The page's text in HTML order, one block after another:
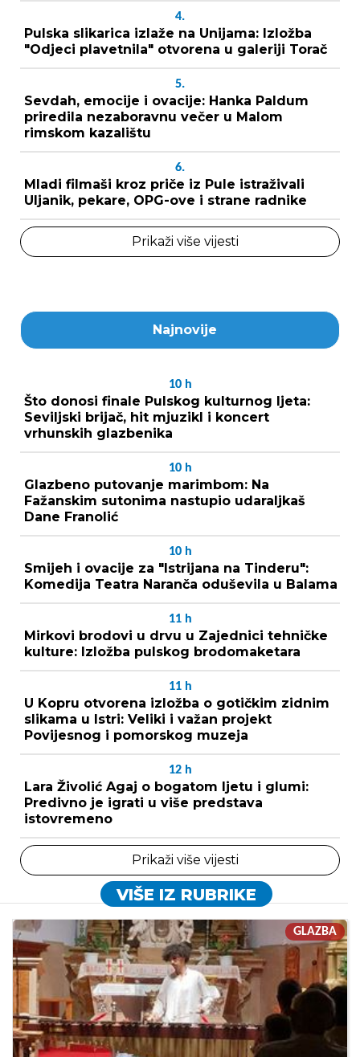
4.
Pulska slikarica izlaže na Unijama: Izložba
"Odjeci plavetnila" otvorena u galeriji Torač
5.
Sevdah, emocije i ovacije: Hanka Paldum
priredila nezaboravnu večer u Malom
rimskom kazalištu
6.
Mladi filmaši kroz priče iz Pule istraživali
Uljanik, pekare, OPG-ove i strane radnike
Prikaži više vijesti
Najnovije
10 h
Što donosi finale Pulskog kulturnog ljeta:
Seviljski brijač, hit mjuzikl i koncert
vrhunskih glazbenika
10 h
Glazbeno putovanje marimbom: Na
Fažanskim sutonima nastupio udaraljkaš
Dane Franolić
10 h
Smijeh i ovacije za "Istrijana na Tinderu":
Komedija Teatra Naranča oduševila u Balama
11 h
Mirkovi brodovi u drvu u Zajednici tehničke
kulture: Izložba pulskog brodomaketara
11 h
U Kopru otvorena izložba o gotičkim zidnim
slikama u Istri: Veliki i važan projekt
Povijesnog i pomorskog muzeja
12 h
Lara Živolić Agaj o bogatom ljetu i glumi:
Predivno je igrati u više predstava
istovremeno
Prikaži više vijesti
VIŠE IZ RUBRIKE
GLAZBA